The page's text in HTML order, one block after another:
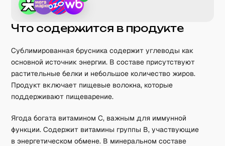
Что содержится в продукте
Сублимированная брусника содержит углеводы как
основной источник энергии. В составе присутствуют
растительные белки и небольшое количество жиров.
Продукт включает пищевые волокна, которые
поддерживают пищеварение.
Ягода богата витамином C, важным для иммунной
функции. Содержит витамины группы B, участвующие
в энергетическом обмене. В минеральном составе